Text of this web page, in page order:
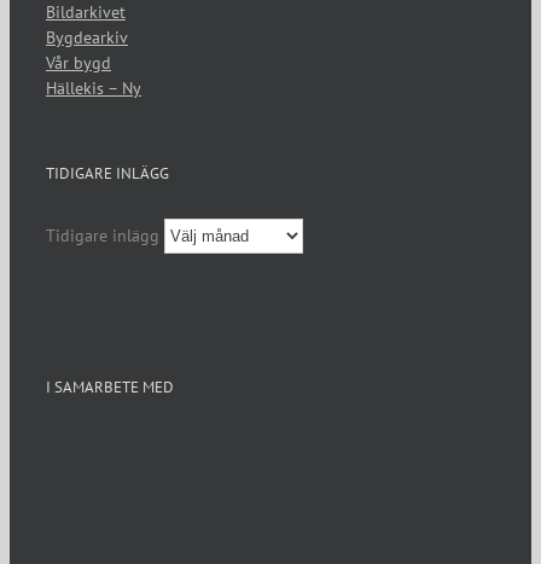
Bildarkivet
Bygdearkiv
Vår bygd
Hällekis – Ny
TIDIGARE INLÄGG
Tidigare inlägg
I SAMARBETE MED